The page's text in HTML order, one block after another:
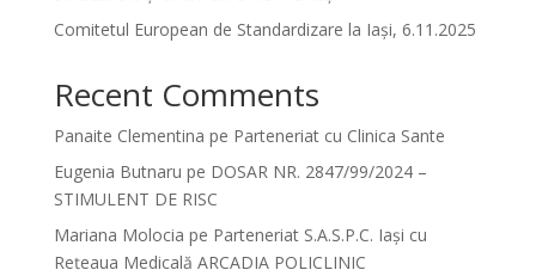
Comitetul European de Standardizare la Iași, 6.11.2025
Recent Comments
Panaite Clementina pe Parteneriat cu Clinica Sante
Eugenia Butnaru pe DOSAR NR. 2847/99/2024 –
STIMULENT DE RISC
Mariana Molocia pe Parteneriat S.A.S.P.C. Iași cu
Rețeaua Medicală ARCADIA POLICLINIC